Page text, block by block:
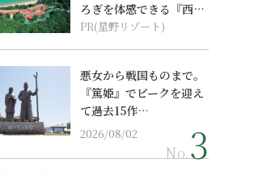
ろぎを体感できる『西表
島ホテル by...
PR(星野リゾート)
悪女から戦国ものまで。
『篤姫』でピークを迎え
て過去15作…
2026/08/02
No.